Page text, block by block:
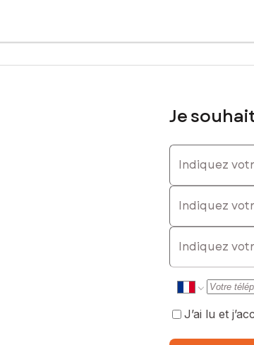
lourds de restructuration.
et 3 pièces supplémentaires au 1er étage
Je
Indiquez votre
Indiquez votre
E-mail
J’ai lu et